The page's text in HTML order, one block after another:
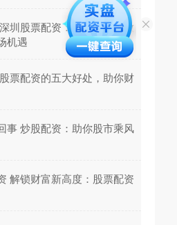
圳股票配资：助力投资者放
机遇
票配资的五大好处，助你财
事 炒股配资：助你股市乘风
解锁财富新高度：股票配资